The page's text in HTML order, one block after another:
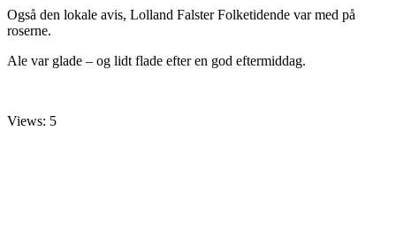
Også den lokale avis, Lolland Falster Folketidende var med på
roserne.
Ale var glade – og lidt flade efter en god eftermiddag.
Views: 5